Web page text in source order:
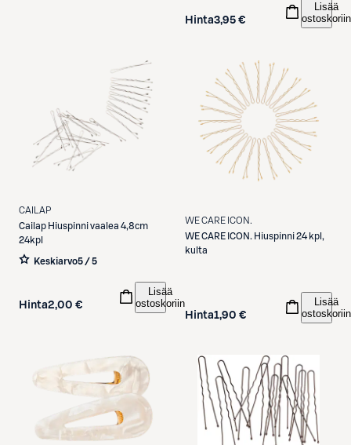
Hinta3,95 €
Lisää
ostoskoriin
CAILAP
Cailap Hiuspinni vaalea 4,8cm
24kpl
Keskiarvo5 / 5
Hinta2,00 €
Lisää
ostoskoriin
WE CARE ICON.
WE CARE ICON. Hiuspinni 24 kpl,
kulta
Hinta1,90 €
Lisää
ostoskoriin